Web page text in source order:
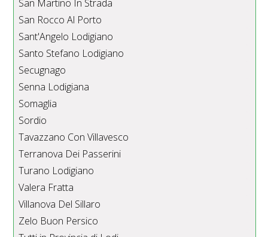
San Martino In Strada
San Rocco Al Porto
Sant'Angelo Lodigiano
Santo Stefano Lodigiano
Secugnago
Senna Lodigiana
Somaglia
Sordio
Tavazzano Con Villavesco
Terranova Dei Passerini
Turano Lodigiano
Valera Fratta
Villanova Del Sillaro
Zelo Buon Persico